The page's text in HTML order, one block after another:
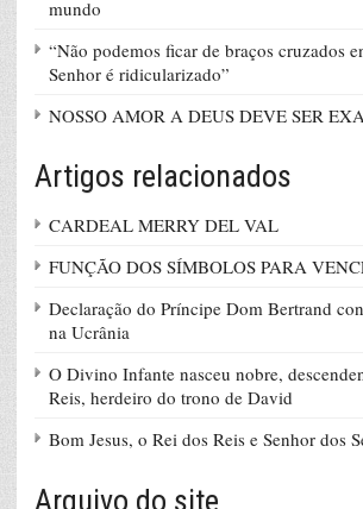
mundo
“Não podemos ficar de braços cruzados
Senhor é ridicularizado”
NOSSO AMOR A DEUS DEVE SER
Artigos relacionados
CARDEAL MERRY DEL VAL
FUNÇÃO DOS SÍMBOLOS PARA
Declaração do Príncipe Dom Bertrand
na Ucrânia
O Divino Infante nasceu nobre,
Reis, herdeiro do trono de David
Bom Jesus, o Rei dos Reis e Senhor dos
Arquivo do site